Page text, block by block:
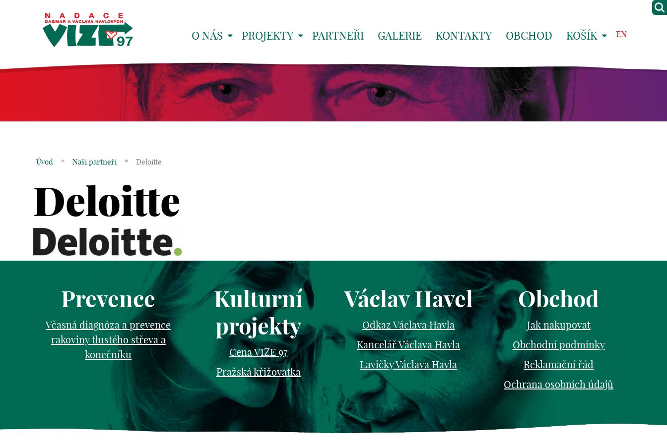
O NÁS PROJEKTY PARTNEŘI GALERIE KONTAKTY OBCHOD KOŠÍK EN
Úvod * Naši partneři * Deloitte
Deloitte
Prevence
Včasná diagnóza a prevence
rakoviny tlustého střeva a
konečníku
Kulturní
projekty
Cena VIZE 97
Pražská křižovatka
Václav Havel
Odkaz Václava Havla
Kancelář Václava Havla
Lavičky Václava Havla
Obchod
Jak nakupovat
Obchodní podmínky
Reklamační řád
Ochrana osobních údajů